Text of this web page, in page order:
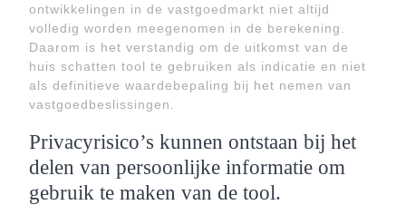
ontwikkelingen in de vastgoedmarkt niet altijd
volledig worden meegenomen in de berekening.
Daarom is het verstandig om de uitkomst van de
huis schatten tool te gebruiken als indicatie en niet
als definitieve waardebepaling bij het nemen van
vastgoedbeslissingen.
Privacyrisico’s kunnen ontstaan bij het
delen van persoonlijke informatie om
gebruik te maken van de tool.